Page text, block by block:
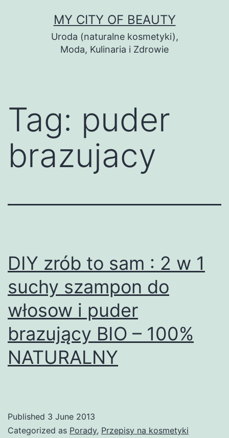
MY CITY OF BEAUTY
Uroda (naturalne kosmetyki),
Moda, Kulinaria i Zdrowie
Tag: puder
brazujacy
DIY zrób to sam : 2 w 1
suchy szampon do
włosow i puder
brazujący BIO – 100%
NATURALNY
Published 3 June 2013
Categorized as Porady, Przepisy na kosmetyki